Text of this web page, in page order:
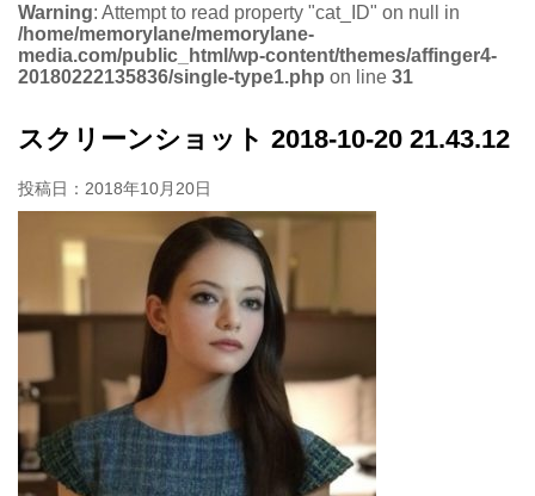
Warning: Attempt to read property "cat_ID" on null in
/home/memorylane/memorylane-
media.com/public_html/wp-content/themes/affinger4-
20180222135836/single-type1.php on line 31
スクリーンショット 2018-10-20 21.43.12
投稿日： 2018年10月20日